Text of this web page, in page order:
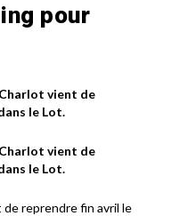
pour
vient de
le Lot.
vient de
le Lot.
de reprendre fin avril le